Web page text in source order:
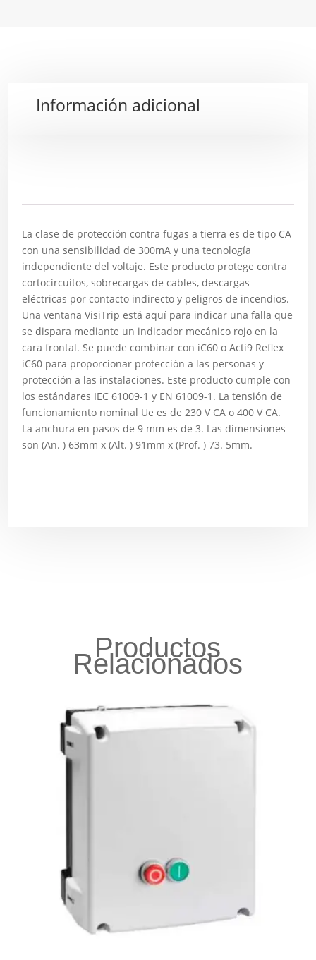
Información adicional
La clase de protección contra fugas a tierra es de tipo CA
con una sensibilidad de 300mA y una tecnología
independiente del voltaje. Este producto protege contra
cortocircuitos, sobrecargas de cables, descargas
eléctricas por contacto indirecto y peligros de incendios.
Una ventana VisiTrip está aquí para indicar una falla que
se dispara mediante un indicador mecánico rojo en la
cara frontal. Se puede combinar con iC60 o Acti9 Reflex
iC60 para proporcionar protección a las personas y
protección a las instalaciones. Este producto cumple con
los estándares IEC 61009-1 y EN 61009-1. La tensión de
funcionamiento nominal Ue es de 230 V CA o 400 V CA.
La anchura en pasos de 9 mm es de 3. Las dimensiones
son (An. ) 63mm x (Alt. ) 91mm x (Prof. ) 73. 5mm.
Productos
Relacionados